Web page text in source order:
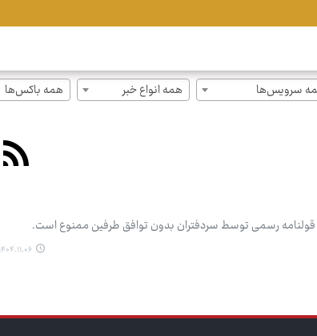
سرویس‌ها همه انواع خبر همه باکس‌ها
قولنامه رسمی توسط سردفتران بدون توافق طرفین ممنوع است.
۱۴۰۴.۱۱.۰۶